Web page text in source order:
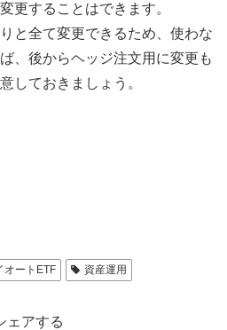
更することはできます。
と全て変更できるため、使わな
、後からヘッジ注文用に変更も
しておきましょう。
オートETF 資産運用
ェアする